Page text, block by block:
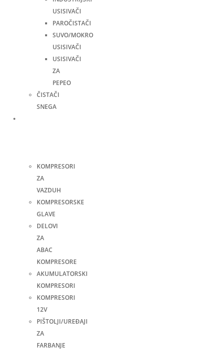
USISIVAČI
PAROČISTAČI
SUVO/MOKRO
USISIVAČI
USISIVAČI
ZA
PEPEO
ČISTAČI
SNEGA
KOMPRESORI
ZA
VAZDUH
KOMPRESORSKE
GLAVE
DELOVI
ZA
ABAC
KOMPRESORE
AKUMULATORSKI
KOMPRESORI
KOMPRESORI
12V
PIŠTOLJI/UREĐAJI
ZA
FARBANJE